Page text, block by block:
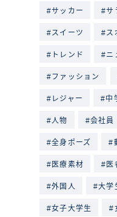
サッカー サ
スイーツ ス
トレンド ニ
ファッション
レジャー 中
人物 会社員
全身ポーズ
医療素材 医
外国人 大学
女子大学生